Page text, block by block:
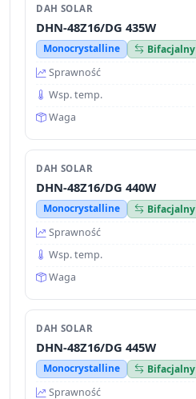
DAH SOLAR
DHN-48Z16/DG 435W
Monocrystalline
Bifacjalny
Sprawność
Wsp. temp.
Waga
DAH SOLAR
DHN-48Z16/DG 440W
Monocrystalline
Bifacjalny
Sprawność
Wsp. temp.
Waga
DAH SOLAR
DHN-48Z16/DG 445W
Monocrystalline
Bifacjalny
Sprawność